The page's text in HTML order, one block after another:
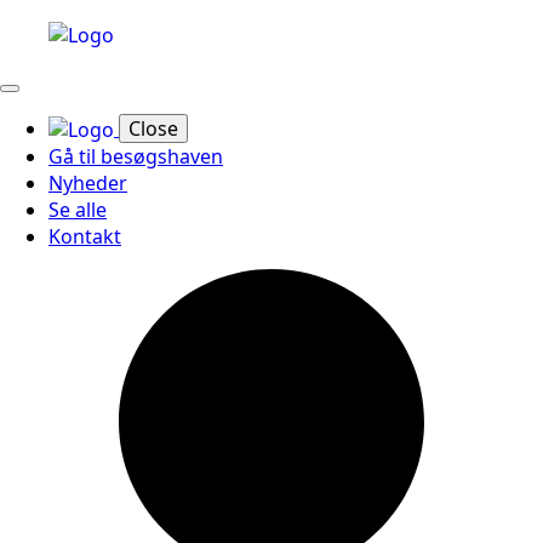
Close
Gå til besøgshaven
Nyheder
Se alle
Kontakt